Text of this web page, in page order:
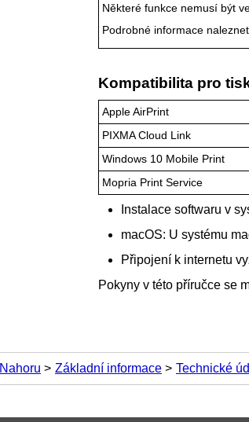
Některé funkce nemusí být
Podrobné informace
Kompatibilita pro
Apple AirPrint
PIXMA Cloud Link
Windows 10 Mobile Print
Mopria Print Service
Instalace softwaru v
macOS: U systému
Připojení k internetu
Pokyny v této příručce se
Nahoru Základní informace Technické